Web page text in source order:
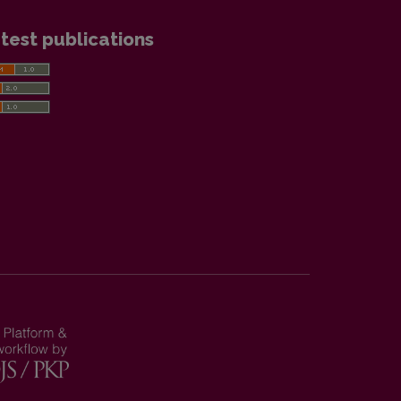
publications